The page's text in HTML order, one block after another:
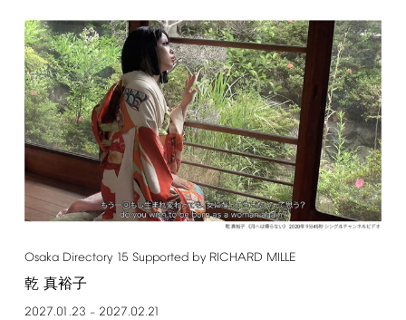
Osaka Directory 15 Supported by RICHARD MILLE
乾 真裕子
2027.01.23 – 2027.02.21